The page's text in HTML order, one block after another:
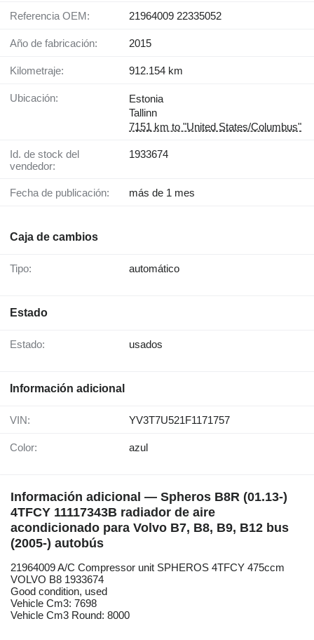
Referencia OEM: 21964009 22335052
Año de fabricación: 2015
Kilometraje: 912.154 km
Ubicación:
Estonia
Tallinn
7151 km to "United States/Columbus"
Id. de stock del
vendedor:
1933674
Fecha de publicación: más de 1 mes
Caja de cambios
Tipo: automático
Estado
Estado: usados
Información adicional
VIN: YV3T7U521F1171757
Color: azul
Información adicional — Spheros B8R (01.13-)
4TFCY 11117343B radiador de aire
acondicionado para Volvo B7, B8, B9, B12 bus
(2005-) autobús
21964009 A/C Compressor unit SPHEROS 4TFCY 475ccm
VOLVO B8 1933674
Good condition, used
Vehicle Cm3: 7698
Vehicle Cm3 Round: 8000